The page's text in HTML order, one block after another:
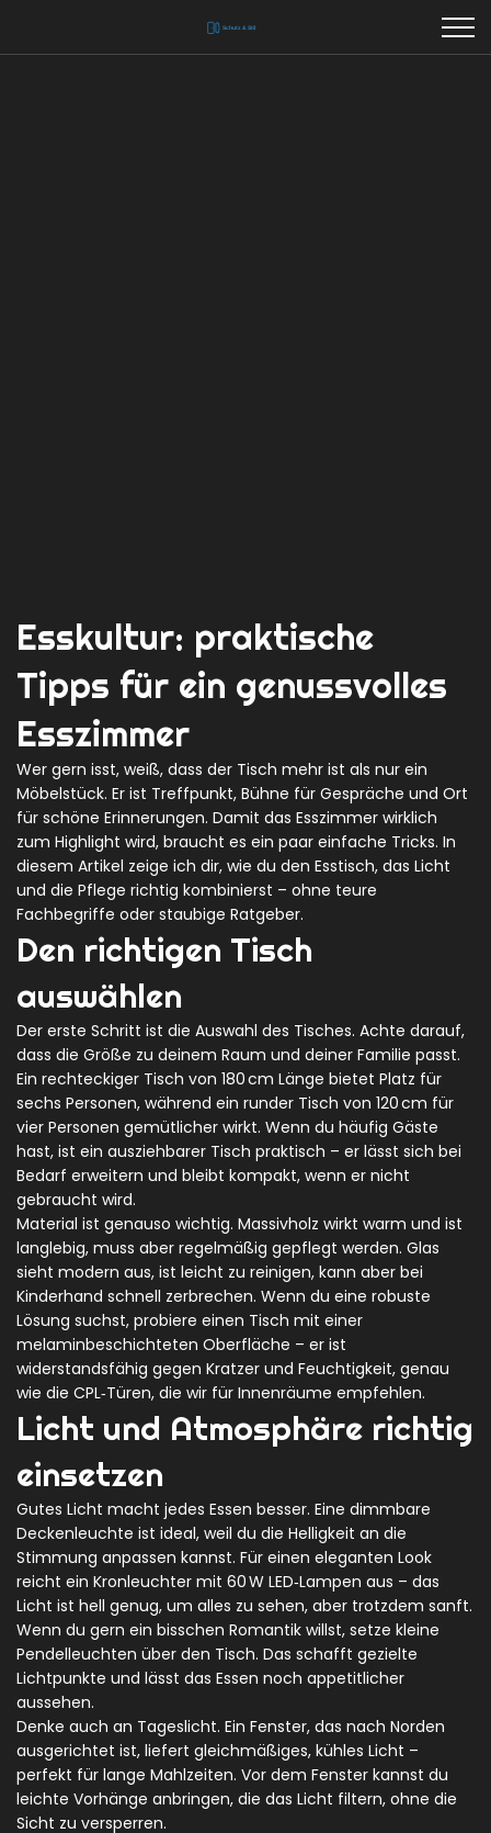
Esskultur: praktische
Tipps für ein genussvolles
Esszimmer
Wer gern isst, weiß, dass der Tisch mehr ist als nur ein
Möbelstück. Er ist Treffpunkt, Bühne für Gespräche und Ort
für schöne Erinnerungen. Damit das Esszimmer wirklich
zum Highlight wird, braucht es ein paar einfache Tricks. In
diesem Artikel zeige ich dir, wie du den Esstisch, das Licht
und die Pflege richtig kombinierst – ohne teure
Fachbegriffe oder staubige Ratgeber.
Den richtigen Tisch
auswählen
Der erste Schritt ist die Auswahl des Tisches. Achte darauf,
dass die Größe zu deinem Raum und deiner Familie passt.
Ein rechteckiger Tisch von 180 cm Länge bietet Platz für
sechs Personen, während ein runder Tisch von 120 cm für
vier Personen gemütlicher wirkt. Wenn du häufig Gäste
hast, ist ein ausziehbarer Tisch praktisch – er lässt sich bei
Bedarf erweitern und bleibt kompakt, wenn er nicht
gebraucht wird.
Material ist genauso wichtig. Massivholz wirkt warm und ist
langlebig, muss aber regelmäßig gepflegt werden. Glas
sieht modern aus, ist leicht zu reinigen, kann aber bei
Kinderhand schnell zerbrechen. Wenn du eine robuste
Lösung suchst, probiere einen Tisch mit einer
melaminbeschichteten Oberfläche – er ist
widerstandsfähig gegen Kratzer und Feuchtigkeit, genau
wie die CPL‑Türen, die wir für Innenräume empfehlen.
Licht und Atmosphäre richtig
einsetzen
Gutes Licht macht jedes Essen besser. Eine dimmbare
Deckenleuchte ist ideal, weil du die Helligkeit an die
Stimmung anpassen kannst. Für einen eleganten Look
reicht ein Kronleuchter mit 60 W LED‑Lampen aus – das
Licht ist hell genug, um alles zu sehen, aber trotzdem sanft.
Wenn du gern ein bisschen Romantik willst, setze kleine
Pendelleuchten über den Tisch. Das schafft gezielte
Lichtpunkte und lässt das Essen noch appetitlicher
aussehen.
Denke auch an Tageslicht. Ein Fenster, das nach Norden
ausgerichtet ist, liefert gleichmäßiges, kühles Licht –
perfekt für lange Mahlzeiten. Vor dem Fenster kannst du
leichte Vorhänge anbringen, die das Licht filtern, ohne die
Sicht zu versperren.